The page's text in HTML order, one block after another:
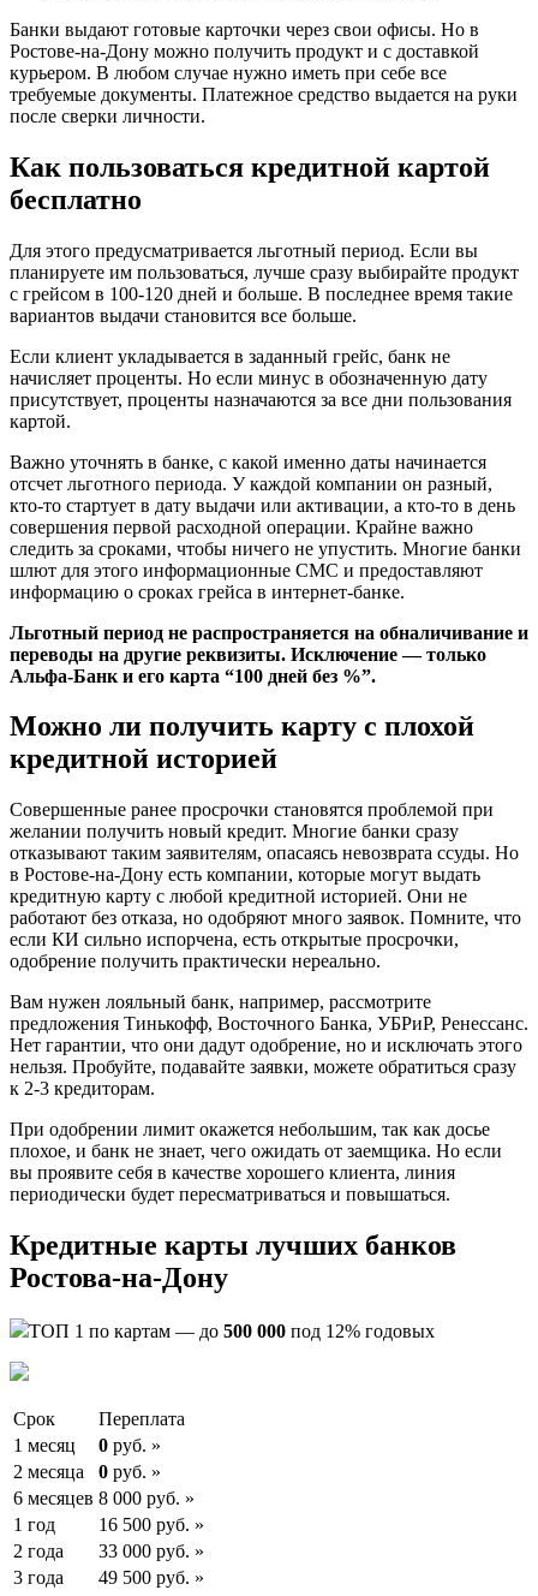
Банки выдают готовые карточки через свои офисы. Но в
Ростове-на-Дону можно получить продукт и с доставкой
курьером. В любом случае нужно иметь при себе все
требуемые документы. Платежное средство выдается на руки
после сверки личности.
Как пользоваться кредитной картой
бесплатно
Для этого предусматривается льготный период. Если вы
планируете им пользоваться, лучше сразу выбирайте продукт
с грейсом в 100-120 дней и больше. В последнее время такие
вариантов выдачи становится все больше.
Если клиент укладывается в заданный грейс, банк не
начисляет проценты. Но если минус в обозначенную дату
присутствует, проценты назначаются за все дни пользования
картой.
Важно уточнять в банке, с какой именно даты начинается
отсчет льготного периода. У каждой компании он разный,
кто-то стартует в дату выдачи или активации, а кто-то в день
совершения первой расходной операции. Крайне важно
следить за сроками, чтобы ничего не упустить. Многие банки
шлют для этого информационные СМС и предоставляют
информацию о сроках грейса в интернет-банке.
Льготный период не распространяется на обналичивание и
переводы на другие реквизиты. Исключение — только
Альфа-Банк и его карта “100 дней без %”.
Можно ли получить карту с плохой
кредитной историей
Совершенные ранее просрочки становятся проблемой при
желании получить новый кредит. Многие банки сразу
отказывают таким заявителям, опасаясь невозврата ссуды. Но
в Ростове-на-Дону есть компании, которые могут выдать
кредитную карту с любой кредитной историей. Они не
работают без отказа, но одобряют много заявок. Помните, что
если КИ сильно испорчена, есть открытые просрочки,
одобрение получить практически нереально.
Вам нужен лояльный банк, например, рассмотрите
предложения Тинькофф, Восточного Банка, УБРиР, Ренессанс.
Нет гарантии, что они дадут одобрение, но и исключать этого
нельзя. Пробуйте, подавайте заявки, можете обратиться сразу
к 2-3 кредиторам.
При одобрении лимит окажется небольшим, так как досье
плохое, и банк не знает, чего ожидать от заемщика. Но если
вы проявите себя в качестве хорошего клиента, линия
периодически будет пересматриваться и повышаться.
Кредитные карты лучших банков
Ростова-на-Дону
ТОП 1 по картам — до 500 000 под 12% годовых
Срок
Переплата
1 месяц
0 руб. »
2 месяца
0 руб. »
6 месяцев 8 000 руб. »
1 год
16 500 руб. »
2 года
33 000 руб. »
3 года
49 500 руб. »